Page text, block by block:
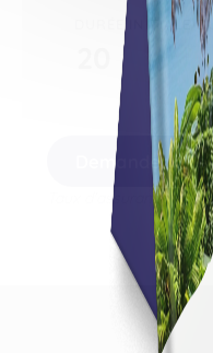
Non
DURÉE INITIALE
Demander
Taux d'assurance non